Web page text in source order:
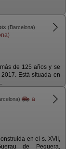
(Barcelona)
de 125 años y se
Está situada en
a
en el s. XVII,
de Peguera,